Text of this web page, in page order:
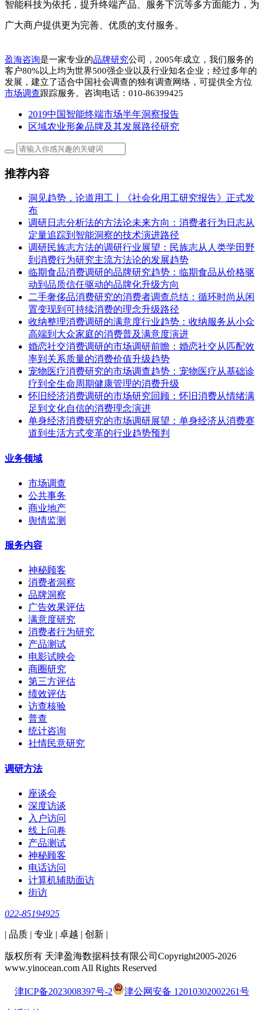
智能科技为依托，提升终端产品、服务下沉等多方面能力，为
广大商户提供更为完善、优质的支付服务。
盈海咨询是一家专业的品牌研究公司，2005年成立，我们服务的
客户80%以上均为世界500强企业以及行业知名企业； 经过多年的
发展，建立了适合中国社会调查的独有调查网络，可提供全方位
市场调查跟踪服务。咨询电话：010-86399425
2019中国智能终端市场半年洞察报告
区域农业形象品牌及其发展路径研究
推荐内容
洞见趋势，论道用工丨《社会化用工研究报告》正式发
布
调研日志分析法的方法论未来方向：消费者行为日志从
定量追踪到智能洞察的技术演进路径
调研民族志方法的调研行业展望：民族志从人类学田野
到消费行为研究主流方法论的发展趋势
临期食品消费调研的品牌研究趋势：临期食品从价格驱
动到品质信任驱动的品牌化升级方向
二手奢侈品消费研究的消费者调查总结：循环时尚从闲
置变现到可持续消费的理念升级路径
收纳整理消费调研的满意度行业趋势：收纳服务从小众
高端到大众家庭的消费普及满意度演进
婚恋社交消费调研的市场调研前瞻：婚恋社交从匹配效
率到关系质量的消费价值升级趋势
宠物医疗消费研究的市场调查趋势：宠物医疗从基础诊
疗到全生命周期健康管理的消费升级
怀旧经济消费调研的市场研究回顾：怀旧消费从情绪满
足到文化自信的消费理念演进
单身经济消费研究的市场调研展望：单身经济从消费赛
道到生活方式变革的行业趋势预判
业务领域
市场调查
公共事务
商业地产
舆情监测
服务内容
神秘顾客
消费者洞察
品牌洞察
广告效果评估
满意度研究
消费者行为研究
产品测试
电影试映会
商圈研究
第三方评估
绩效评估
访查核验
普查
统计咨询
社情民意研究
调研方法
座谈会
深度访谈
入户访问
线上问卷
产品测试
神秘顾客
电话访问
计算机辅助面访
街访
022-85194925
| 品质 | 专业 | 卓越 | 创新 |
版权所有 天津盈海数据科技有限公司Copyright2005-2026
www.yinocean.com All Rights Reserved
津ICP备2023008397号-2 津公网安备 12010302002261号